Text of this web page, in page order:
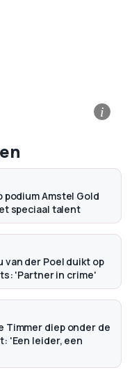
i
Amstel Gold
speciaal talent
der Poel duikt op
'Partner in crime'
Timmer diep onder de
'Een leider, een